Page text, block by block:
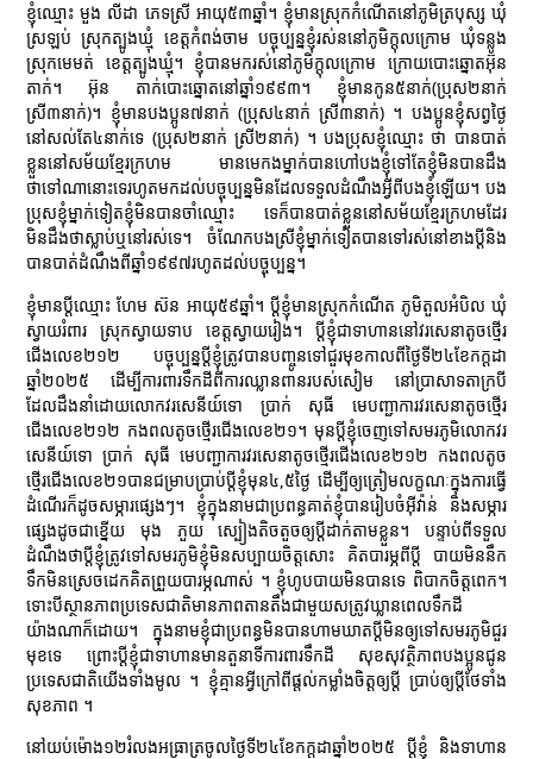
ខ្ញុំឈ្មោះ មួង លីដា ភេទស្រី អាយុ៥៣ឆ្នាំ។ ខ្ញុំមានស្រុកកំណើតនៅភូមិត្របុស្ស ឃុំ
ស្រឡប់ ស្រុកត្បូងឃ្មុំ ខេត្តកំពង់ចាម បច្ចុប្បន្នខ្ញុំរស់ននៅភូមិក្ដុលក្រោម ឃុំទន្លូង
ស្រុកមេមត់ ខេត្តត្បូងឃ្មុំ។ ខ្ញុំបានមករស់នៅភូមិក្ដុលក្រោម ក្រោយបោះឆ្នោតអ៊ុន
តាក់។ អ៊ុន តាក់បោះឆ្នោតនៅឆ្នាំ១៩៩៣។ ខ្ញុំមានកូន៥នាក់(ប្រុស២នាក់
ស្រី៣នាក់)។ ខ្ញុំមានបងប្អូន៧នាក់ (ប្រុស៤នាក់ ស្រី៣នាក់) ។ បងប្អូនខ្ញុំសព្វថ្ងៃ
នៅសល់តែ៤នាក់ទេ (ប្រុស២នាក់ ស្រី២នាក់) ។ បងប្រុសខ្ញុំឈ្មោះ ថា បានបាត់
ខ្លួននៅសម័យខ្មែរក្រហម មានមេកងម្នាក់បានហៅបងខ្ញុំទៅតែខ្ញុំមិនបានដឹង
ថាទៅណានោះទេរហូតមកដល់បច្ចុប្បន្នមិនដែលទទួលដំណឹងអ្វីពីបងខ្ញុំឡើយ។ បង
ប្រុសខ្ញុំម្នាក់ទៀតខ្ញុំមិនបានចាំឈ្មោះ ទេក៏បានបាត់ខ្លួននៅសម័យខ្មែរក្រហមដែរ
មិនដឹងថាស្លាប់ឬនៅរស់ទេ។ ចំណែកបងស្រីខ្ញុំម្នាក់ទៀតបានទៅរស់នៅខាងប្ដីនិង
បានបាត់ដំណឹងពីឆ្នាំ១៩៩៧រហូតដល់បច្ចុប្បន្ន។
ខ្ញុំមានប្ដីឈ្មោះ ហែម ស៊ន អាយុ៥៩ឆ្នាំ។ ប្ដីខ្ញុំមានស្រុកកំណើត ភូមិតួលអំបិល ឃុំ
ស្វាយរំពារ ស្រុកស្វាយទាប ខេត្តស្វាយរៀង។ ប្ដីខ្ញុំជាទាហាននៅវរសេនាតូចថ្មើរ
ជើងលេខ២១២ បច្ចុប្បន្នប្ដីខ្ញុំត្រូវបានបញ្ចូនទៅជួរមុខកាលពីថ្ងៃទី២៤ខែកក្ដដា
ឆ្នាំ២០២៥ ដើម្បីការពារទឹកដីពីការឈ្លានពានរបស់សៀម នៅប្រាសាទតាក្របី
ដែលដឹងនាំដោយលោកវរសេនីយ៍ទោ ប្រាក់ សុធី មេបញ្ជាការវរសេនាតូចថ្មើរ
ជើងលេខ២១២ កងពលតូចថ្មើរជើងលេខ២១។ មុនប្ដីខ្ញុំចេញទៅសមរភូមិលោកវរ
សេនីយ៍ទោ ប្រាក់ សុធី មេបញ្ជាការវរសេនាតូចថ្មើរជើងលេខ២១២ កងពលតូច
ថ្មើរជើងលេខ២១បានជម្រាបប្រាប់ប្ដីខ្ញុំមុន៤,៥ថ្ងៃ ដើម្បីឲ្យត្រៀមលក្ខណៈក្នុងការធ្វើ
ដំណើរក៏ដូចសម្ភារផ្សេងៗ។ ខ្ញុំក្នុងនាមជាប្រពន្ធគាត់ខ្ញុំបានរៀបចំអ៊ីវ៉ាន់ និងសម្ភារ
ផ្សេងដូចជាខ្នើយ មុង ភួយ ស្បៀងតិចតួចឲ្យប្ដីដាក់តាមខ្លួន។ បន្ទាប់ពីទទួល
ដំណឹងថាប្ដីខ្ញុំត្រូវទៅសមរភូមិខ្ញុំមិនសប្បាយចិត្តសោះ គិតបារម្ភពីប្ដី បាយមិននឹក
ទឹកមិនស្រេចដេកគិតព្រួយបារម្ភណាស់ ។ ខ្ញុំហូបបាយមិនបានទេ ពិបាកចិត្តពេក។
ទោះបីស្ថានភាពប្រទេសជាតិមានភាពតានតឹងជាមួយសត្រូវឃ្លានពេលទឹកដី
យ៉ាងណាក៏ដោយ។ ក្នុងនាមខ្ញុំជាប្រពន្ធមិនបានហាមឃាតប្ដីមិនឲ្យទៅសមរភូមិជួរ
មុខទេ ព្រោះប្ដីខ្ញុំជាទាហានមានតួនាទីការពារទឹកដី សុខសុវត្ថិភាពបងប្អូនជូន
ប្រទេសជាតិយើងទាំងមូល ។ ខ្ញុំគ្មានអ្វីក្រៅពីផ្ដល់កម្លាំងចិត្តឲ្យប្ដី ប្រាប់ឲ្យប្ដីថែទាំង
សុខភាព ។
នៅយប់ម៉ោង១២រំលងអធ្រាត្រចូលថ្ងៃទី២៤ខែកក្ដដាឆ្នាំ២០២៥ ប្ដីខ្ញុំ និងទាហាន